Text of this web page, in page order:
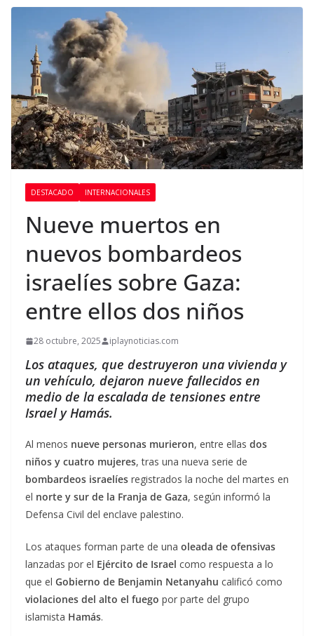
DESTACADO INTERNACIONALES
Nueve muertos en
nuevos bombardeos
israelíes sobre Gaza:
entre ellos dos niños
28 octubre, 2025 iplaynoticias.com
Los ataques, que destruyeron una vivienda y
un vehículo, dejaron nueve fallecidos en
medio de la escalada de tensiones entre
Israel y Hamás.
Al menos nueve personas murieron, entre ellas dos
niños y cuatro mujeres, tras una nueva serie de
bombardeos israelíes registrados la noche del martes en
el norte y sur de la Franja de Gaza, según informó la
Defensa Civil del enclave palestino.
Los ataques forman parte de una oleada de ofensivas
lanzadas por el Ejército de Israel como respuesta a lo
que el Gobierno de Benjamin Netanyahu calificó como
violaciones del alto el fuego por parte del grupo
islamista Hamás.